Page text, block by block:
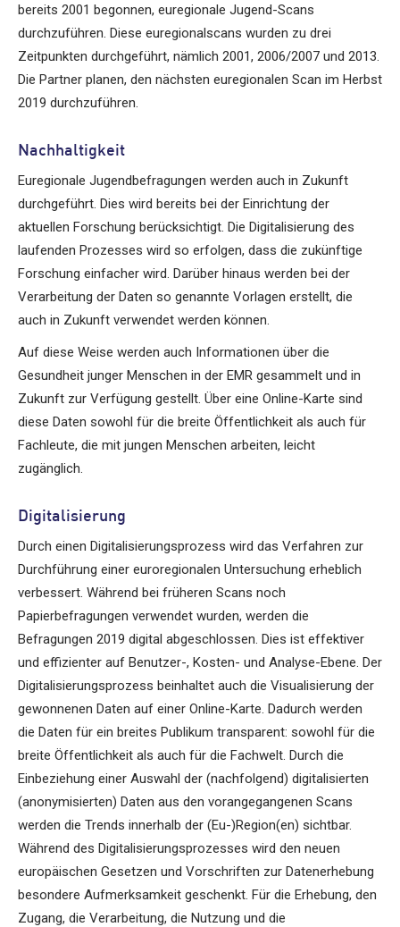
bereits 2001 begonnen, euregionale Jugend-Scans
durchzuführen. Diese euregionalscans wurden zu drei
Zeitpunkten durchgeführt, nämlich 2001, 2006/2007 und 2013.
Die Partner planen, den nächsten euregionalen Scan im Herbst
2019 durchzuführen.
Nachhaltigkeit
Euregionale Jugendbefragungen werden auch in Zukunft
durchgeführt. Dies wird bereits bei der Einrichtung der
aktuellen Forschung berücksichtigt. Die Digitalisierung des
laufenden Prozesses wird so erfolgen, dass die zukünftige
Forschung einfacher wird. Darüber hinaus werden bei der
Verarbeitung der Daten so genannte Vorlagen erstellt, die
auch in Zukunft verwendet werden können.
Auf diese Weise werden auch Informationen über die
Gesundheit junger Menschen in der EMR gesammelt und in
Zukunft zur Verfügung gestellt. Über eine Online-Karte sind
diese Daten sowohl für die breite Öffentlichkeit als auch für
Fachleute, die mit jungen Menschen arbeiten, leicht
zugänglich.
Digitalisierung
Durch einen Digitalisierungsprozess wird das Verfahren zur
Durchführung einer euroregionalen Untersuchung erheblich
verbessert. Während bei früheren Scans noch
Papierbefragungen verwendet wurden, werden die
Befragungen 2019 digital abgeschlossen. Dies ist effektiver
und effizienter auf Benutzer-, Kosten- und Analyse-Ebene. Der
Digitalisierungsprozess beinhaltet auch die Visualisierung der
gewonnenen Daten auf einer Online-Karte. Dadurch werden
die Daten für ein breites Publikum transparent: sowohl für die
breite Öffentlichkeit als auch für die Fachwelt. Durch die
Einbeziehung einer Auswahl der (nachfolgend) digitalisierten
(anonymisierten) Daten aus den vorangegangenen Scans
werden die Trends innerhalb der (Eu-)Region(en) sichtbar.
Während des Digitalisierungsprozesses wird den neuen
europäischen Gesetzen und Vorschriften zur Datenerhebung
besondere Aufmerksamkeit geschenkt. Für die Erhebung, den
Zugang, die Verarbeitung, die Nutzung und die